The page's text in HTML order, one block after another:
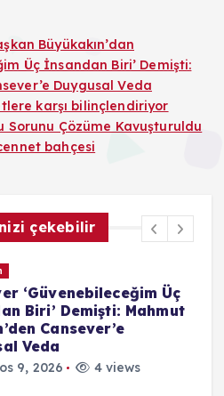
Büyükakın’dan
Üç İnsandan Biri’ Demişti:
Duygusal Veda
karşı bilinçlendiriyor
Sorunu Çözüme Kavuşturuldu
bahçesi
çekebilir
‘Güvenebileceğim Üç
Biri’ Demişti: Mahmut
Cansever’e
Veda
9, 2026 4 views